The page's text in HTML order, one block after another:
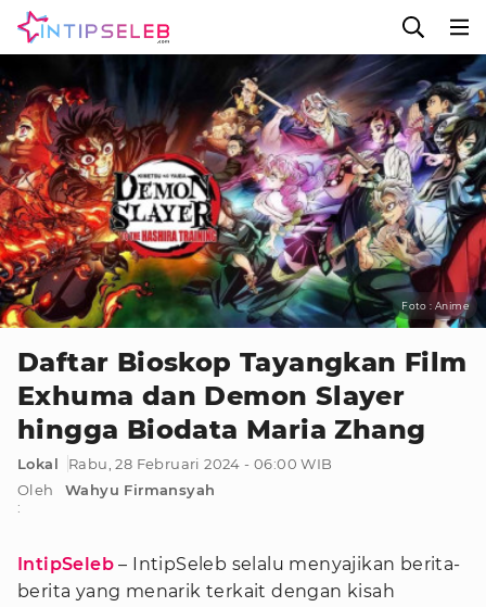
Foto : Anime
Daftar Bioskop Tayangkan Film
Exhuma dan Demon Slayer
hingga Biodata Maria Zhang
Lokal
Rabu, 28 Februari 2024 - 06:00 WIB
Oleh
:
Wahyu Firmansyah
IntipSeleb – IntipSeleb selalu menyajikan berita-
berita yang menarik terkait dengan kisah